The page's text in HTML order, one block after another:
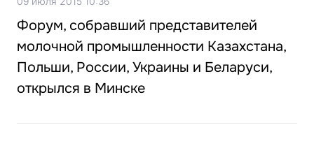
Форум, собравший представителей
молочной промышленности Казахстана,
Польши, России, Украины и Беларуси,
открылся в Минске